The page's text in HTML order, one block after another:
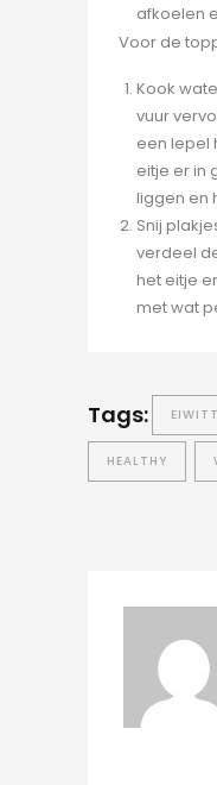
afkoelen
Voor de
Kook
vuur
een lepel
eitje er in
liggen en
Snij
verdeel
het eitje
met wat
Tags:
HEALTHY